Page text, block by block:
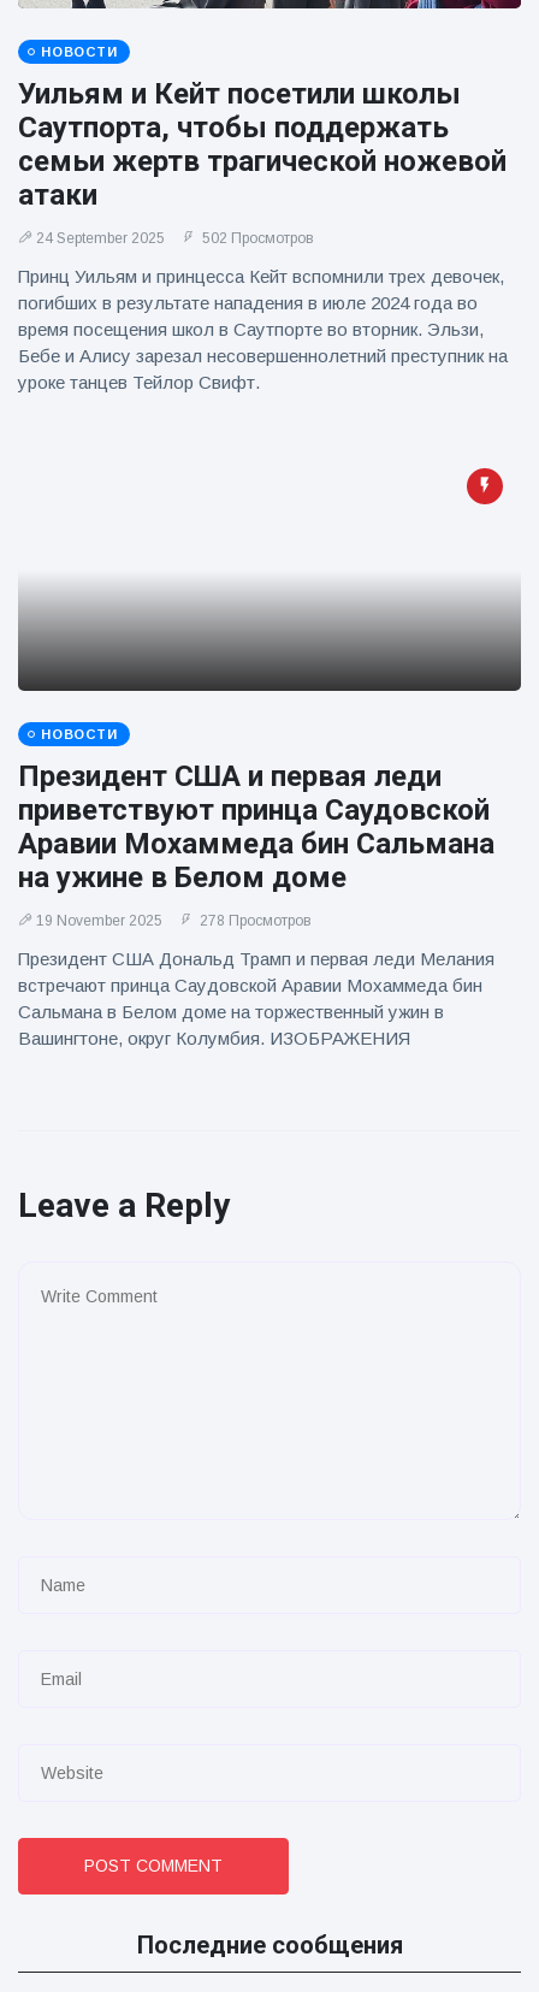
НОВОСТИ
Уильям и Кейт посетили школы
Саутпорта, чтобы поддержать
семьи жертв трагической ножевой
атаки
24 September 2025 502 Просмотров
Принц Уильям и принцесса Кейт вспомнили трех девочек,
погибших в результате нападения в июле 2024 года во
время посещения школ в Саутпорте во вторник. Эльзи,
Бебе и Алису зарезал несовершеннолетний преступник на
уроке танцев Тейлор Свифт.
НОВОСТИ
Президент США и первая леди
приветствуют принца Саудовской
Аравии Мохаммеда бин Сальмана
на ужине в Белом доме
19 November 2025 278 Просмотров
Президент США Дональд Трамп и первая леди Мелания
встречают принца Саудовской Аравии Мохаммеда бин
Сальмана в Белом доме на торжественный ужин в
Вашингтоне, округ Колумбия. ИЗОБРАЖЕНИЯ
Leave a Reply
POST COMMENT
Последние сообщения